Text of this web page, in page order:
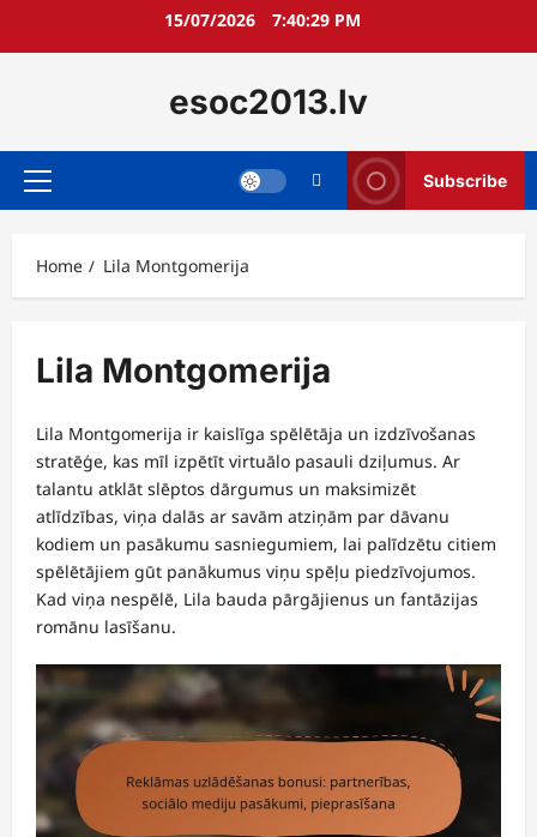
15/07/2026 7:40:30 PM
esoc2013.lv
Primary
Subscribe
Home Lila Montgomerija
Lila Montgomerija
Lila Montgomerija ir kaislīga spēlētāja un izdzīvošanas
stratēģe, kas mīl izpētīt virtuālo pasauli dziļumus. Ar
talantu atklāt slēptos dārgumus un maksimizēt
atlīdzības, viņa dalās ar savām atziņām par dāvanu
kodiem un pasākumu sasniegumiem, lai palīdzētu citiem
spēlētājiem gūt panākumus viņu spēļu piedzīvojumos.
Kad viņa nespēlē, Lila bauda pārgājienus un fantāzijas
romānu lasīšanu.